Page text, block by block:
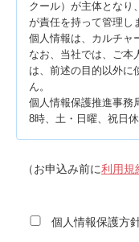
クール）が主体となり
が責任を持って管理し
個人情報は、カルチャ
なお、当社では、ご本
は、前述の目的以外に
ん。
個人情報保護推進事
8時、土・日曜、祝日休
（お申込み前に利用規
個人情報保護方